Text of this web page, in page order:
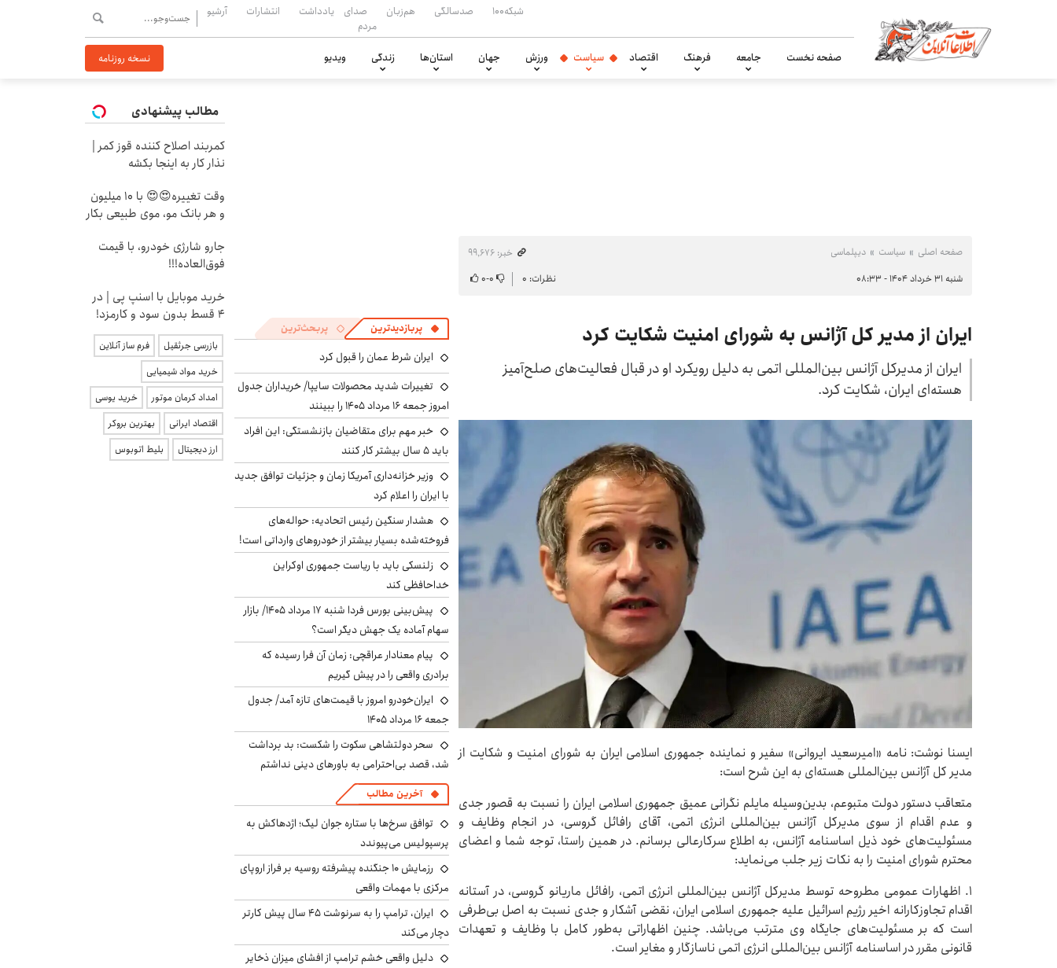
شبکه۱۰۰ صدسالگی هم‌زبان
صدای
مردم
یادداشت انتشارات آرشیو
صفحه نخست جامعه فرهنگ اقتصاد سیاست ورزش جهان استان‌ها زندگی ویدیو نسخه روزنامه
صفحه اصلی سیاست دیپلماسی
خبر: ۹۹٬۶۷۶
شنبه ۳۱ خرداد ۱۴۰۴ - ۰۸:۳۳
نظرات: ۰ ۰-۰
ایران از مدیر کل آژانس به شورای امنیت شکایت کرد
ایران از مدیرکل آژانس بین‌المللی اتمی به دلیل رویکرد او در قبال فعالیت‌های صلح‌آمیز
هسته‌ای ایران، شکایت کرد.
ایسنا نوشت: نامه «امیرسعید ایروانی» سفیر و نماینده جمهوری اسلامی ایران به شورای امنیت و شکایت از
مدیر کل آژانس بین‌المللی هسته‌ای به این شرح است:
متعاقب دستور دولت متبوعم، بدین‌وسیله مایلم نگرانی‌ عمیق جمهوری اسلامی ایران را نسبت به قصور جدی
و عدم اقدام از سوی مدیرکل آژانس بین‌المللی انرژی اتمی، آقای رافائل گروسی، در انجام وظایف و
مسئولیت‌های خود ذیل اساسنامه آژانس، به اطلاع سرکارعالی برسانم. در همین راستا، توجه شما و اعضای
محترم شورای امنیت را به نکات زیر جلب می‌نماید:
۱. اظهارات عمومی مطروحه توسط مدیرکل آژانس بین‌المللی انرژی اتمی، رافائل ماریانو گروسی، در آستانه
اقدام تجاوزکارانه اخیر رژیم اسرائیل علیه جمهوری اسلامی ایران، نقضی آشکار و جدی نسبت به اصل بی‌طرفی
است که بر مسئولیت‌های جایگاه وی مترتب می‌باشد. چنین اظهاراتی به‌طور کامل با وظایف و تعهدات
قانونی مقرر در اساسنامه آژانس بین‌المللی انرژی اتمی ناسازگار و مغایر است.
پربازدیدترین پربحث‌ترین
ایران شرط عمان را قبول کرد
تغییرات شدید محصولات سایپا/ خریداران جدول
امروز جمعه ۱۶ مرداد ۱۴۰۵ را ببینند
خبر مهم برای متقاضیان بازنشستگی: این افراد
باید ۵ سال بیشتر کار کنند
وزیر خزانه‌داری آمریکا زمان و جزئیات توافق جدید
با ایران را اعلام کرد
هشدار سنگین رئیس اتحادیه: حواله‌های
فروخته‌شده بسیار بیشتر از خودروهای وارداتی است!
زلنسکی باید با ریاست جمهوری اوکراین
خداحافظی کند
پیش‌بینی بورس فردا شنبه ۱۷ مرداد ۱۴۰۵/ بازار
سهام آماده یک جهش دیگر است؟
پیام معنادار عراقچی: زمان آن فرا رسیده که
برادری واقعی را در پیش گیریم
ایران‌خودرو امروز با قیمت‌های تازه آمد/ جدول
جمعه ۱۶ مرداد ۱۴۰۵
سحر دولتشاهی سکوت را شکست: بد برداشت
شد، قصد بی‌احترامی به باورهای دینی نداشتم
آخرین مطالب
توافق سرخ‌ها با ستاره جوان لیگ؛ اژدهاکش به
پرسپولیس می‌پیوندد
رزمایش ۱۰ جنگنده پیشرفته روسیه بر فراز اروپای
مرکزی با مهمات واقعی
ایران، ترامپ را به سرنوشت ۴۵ سال پیش کارتر
دچار می‌کند
دلیل واقعی خشم ترامپ از افشای میزان ذخایر
مطالب پیشنهادی
کمربند اصلاح کننده قوز کمر |
نذار کار به اینجا بکشه
وقت تغییره😍😍 با 10 میلیون
و هر بانک مو، موی طبیعی بکار
جارو شارژی خودرو، با قیمت
فوق‌العاده!!!
خرید موبایل با اسنپ پی | در
۴ قسط بدون سود و کارمزد!
بازرسی جرثقیل
فرم ساز آنلاین
خرید مواد شیمیایی
امداد کرمان موتور
خرید یوسی
اقتصاد ایرانی
بهترین بروکر
ارز دیجیتال
بلیط اتوبوس